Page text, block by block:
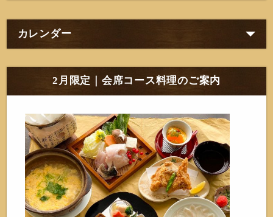
カレンダー
2月限定｜会席コース料理のご案内